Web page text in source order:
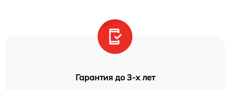
Гарантия до 3-х лет